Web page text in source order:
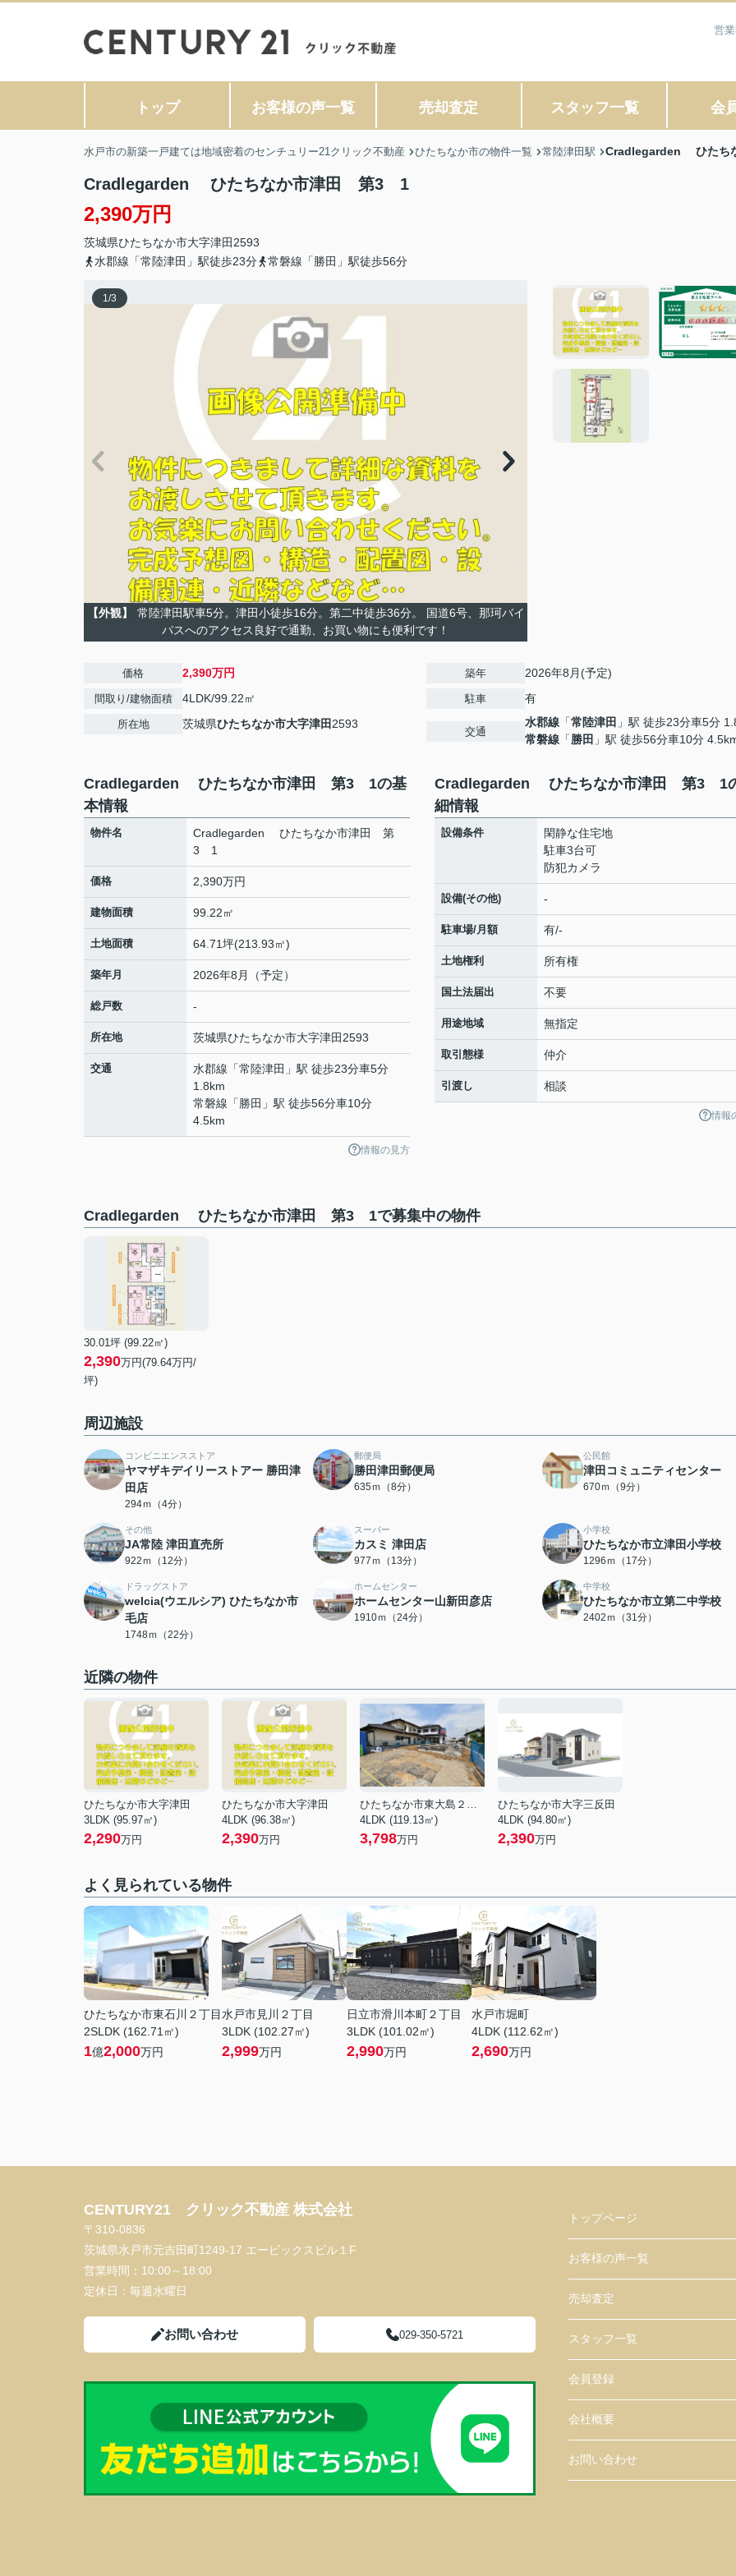
営
トップ お客様の声一覧 売却査定 スタッフ一覧 会
水戸市の新築一戸建ては地域密着のセンチュリー21クリック不動産 ひたちなか市の物件一覧 常陸津田駅 Cradlegarden ひた
Cradlegarden ひたちなか市津田 第3 1
2,390万円
茨城県ひたちなか市大字津田 2593
水郡線「常陸津田」駅徒歩23分
常磐線「勝田」駅徒歩56分
1/3
【外観】
常陸津田駅車5分。津田小徒歩16分。第二中徒歩36分。 国道6号、那珂バイ
パスへのアクセス良好で通勤、お買い物にも便利です！
価格 2,390万円
間取り/建物面積 4LDK/99.22㎡
所在地 茨城県ひたちなか市大字津田 2593
築年 2026年8月(予定)
駐車 有
交通
水郡線 「常陸津田 」駅 徒歩23分車5分
常磐線 「勝田 」駅 徒歩56分車10分
Cradlegarden ひたちなか市津田 第3 1の基
本情報
物件名
Cradlegarden ひたちなか市津田 第
3 1
価格 2,390万円
建物面積 99.22㎡
土地面積 64.71坪(213.93㎡)
築年月 2026年8月（予定）
総戸数 -
所在地 茨城県ひたちなか市大字津田 2593
交通 水郡線 「常陸津田 」駅 徒歩23分車5分
1.8km
常磐線 「 勝田 」駅 徒歩56分車10分
4.5km
情報の見方
Cradlegarden ひたちなか市津田 第3 1
細情報
設備条件
閑静な住宅地
駐車3台可
防犯カメラ
設備(その他) -
駐車場/月額 有/-
土地権利 所有権
国土法届出 不要
用途地域 無指定
取引態様 仲介
引渡し 相談
情報
Cradlegarden ひたちなか市津田 第3 1で募集中の物件
30.01坪 (99.22㎡)
2,390万円(79.64万円/
坪)
周辺施設
コンビニエンスストア
ヤマザキデイリーストアー 勝田津
田店
294ｍ（4分）
郵便局
勝田津田郵便局
635ｍ（8分）
公民館
津田コミュニティセンター
670ｍ（9分）
その他
JA常陸 津田直売所
922ｍ（12分）
スーパー
カスミ 津田店
977ｍ（13分）
小学校
ひたちなか市立津田小学校
1296ｍ（17分）
ドラッグストア
welcia(ウエルシア) ひたちなか市
毛店
1748ｍ（22分）
ホームセンター
ホームセンター山新田彦店
1910ｍ（24分）
中学校
ひたちなか市立第二中学校
2402ｍ（31分）
近隣の物件
ひたちなか市大字津田
3LDK (95.97㎡)
2,290万円
ひたちなか市大字津田
4LDK (96.38㎡)
2,390万円
ひたちなか市東大島２丁目
4LDK (119.13㎡)
3,798万円
ひたちなか市大字三反田
4LDK (94.80㎡)
2,390万円
よく見られている物件
ひたちなか市東石川２丁目
2SLDK (162.71㎡)
1億2,000万円
水戸市見川２丁目
3LDK (102.27㎡)
2,999万円
日立市滑川本町２丁目
3LDK (101.02㎡)
2,990万円
水戸市堀町
4LDK (112.62㎡)
2,690万円
CENTURY21 クリック不動産 株式会社
〒310-0836
茨城県水戸市元吉田町1249-17 エービックスビル１F
営業時間： 10:00～18:00
定休日： 毎週水曜日
お問い合わせ 029-350-5721
トップページ
お客様の声一覧
売却査定
スタッフ一覧
会員登録
会社概要
お問い合わせ